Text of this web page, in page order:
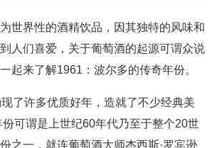
世界性的酒精饮品，因其独特的风味和
人们喜爱，关于葡萄酒的起源可谓众说
起来了解1961：波尔多的传奇年份。
了许多优质好年，造就了不少经典美
可谓是上世纪60年代乃至于整个20世
之一，就连葡萄酒大师杰西斯·罗宾逊